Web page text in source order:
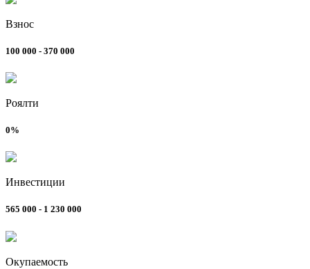
Взнос
100 000 - 370 000
Роялти
0%
Инвестиции
565 000 - 1 230 000
Окупаемость